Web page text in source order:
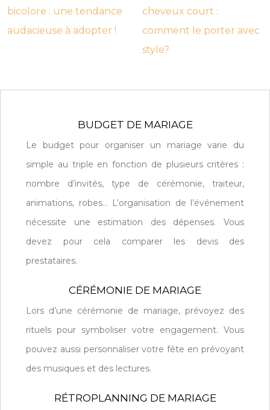
bicolore : une tendance
audacieuse à adopter !
cheveux court :
comment le porter avec
style?
BUDGET DE MARIAGE
Le budget pour organiser un mariage varie du
simple au triple en fonction de plusieurs critères :
nombre d’invités, type de cérémonie, traiteur,
animations, robes… L’organisation de l’événement
nécessite une estimation des dépenses. Vous
devez pour cela comparer les devis des
prestataires.
CÉRÉMONIE DE MARIAGE
Lors d’une cérémonie de mariage, prévoyez des
rituels pour symboliser votre engagement. Vous
pouvez aussi personnaliser votre fête en prévoyant
des musiques et des lectures.
RÉTROPLANNING DE MARIAGE